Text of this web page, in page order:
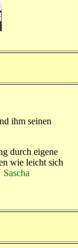
ihm seinen
durch eigene
wie leicht sich
Sascha